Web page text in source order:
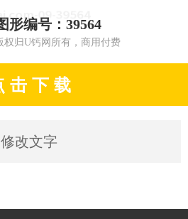
形编号：39564
权归U钙网所有，商用付费
击 下 载
修改文字